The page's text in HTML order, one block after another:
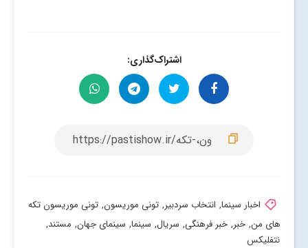
اشتراک‌گذاری:
اخبار سینما, انتخاب سردبیر, تونی موریسون, تونی موریسون تکه­‌
های من, خبر, خبر فرهنگی, سریال, سینما, سینمای جهان, مستند,
نتفلیکس